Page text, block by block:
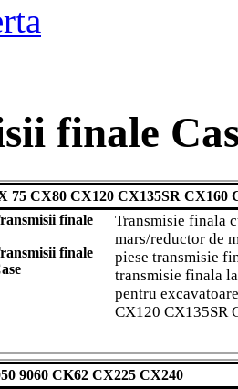
finale
75 CX80 CX120 CX135SR CX160
finale
finale
Transmisie finala
mars/reductor de
piese transmisie
transmisie finala
pentru
CX120 CX135SR
9060 CK62 CX225 CX240